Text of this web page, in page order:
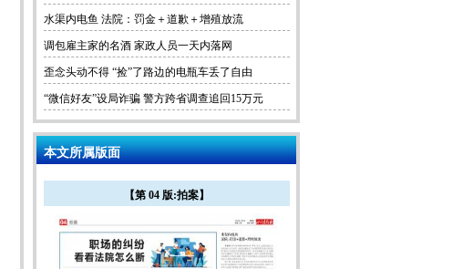
水渠内电鱼 法院：罚金＋道歉＋增殖放流
调包雇主家的名酒 家政人员一天内落网
歪念头动不得 “捡”了路边的电瓶车丢了自由
“微信好友”设局诈骗 警方跨省调查追回15万元
本文所属版面
【第 04 版:拍案】